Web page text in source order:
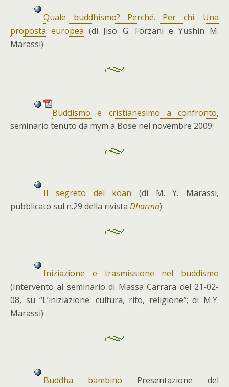
Quale buddhismo? Perché. Per chi. Una
proposta europea (di Jiso G. Forzani e Yushin M.
Marassi)
Buddismo e cristianesimo a confronto,
seminario tenuto da mym a Bose nel novembre 2009.
Il segreto del koan (di M. Y. Marassi,
pubblicato sul n.29 della rivista Dharma)
Iniziazione e trasmissione nel buddismo
(Intervento al seminario di Massa Carrara del 21-02-
08, su “L’iniziazione: cultura, rito, religione”; di M.Y.
Marassi)
Buddha bambino Presentazione del